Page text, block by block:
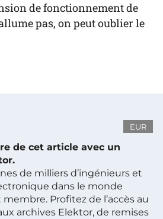
de fonctionnement de
pas, on peut oublier le
EUR
de cet article avec un
de milliers d’ingénieurs et
dans le monde
Profitez de l’accès au
archives Elektor, de remises